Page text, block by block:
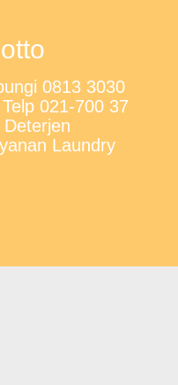
0813 3030
021-700 37
Laundry